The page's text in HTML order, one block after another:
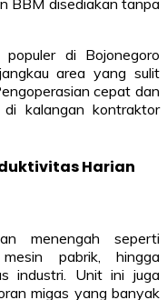
di Bojonegoro
area yang sulit
cepat dan
kalangan kontraktor
Harian
menengah seperti
pabrik, hingga
industri. Unit ini juga
migas yang banyak